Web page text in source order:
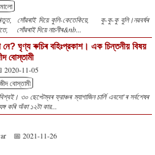
সোঁৱৰাই দিয়ে কুলি-কেতেকিয়ে, কু-কু-কু বুলি।নৱবৰ্ষৰ
সোঁৱৰাই দিয়ে নাচনীৰ&nb...
নে? ঘৃণ্য ৰুচিৰ বহিঃপ্রকাশ। এক চিন্তনীয় বিষয়
বোস্তামী
2020-11-05
বোস্তামী
৩০ ছেপ্টেম্বৰ ফ্রাঞ্চৰ ম্যাগাজিন চার্লি এবদো’ৰ সৰ্বশেষৰ
কৰি অঁকা ১২টা কার...
📅 2021-11-26